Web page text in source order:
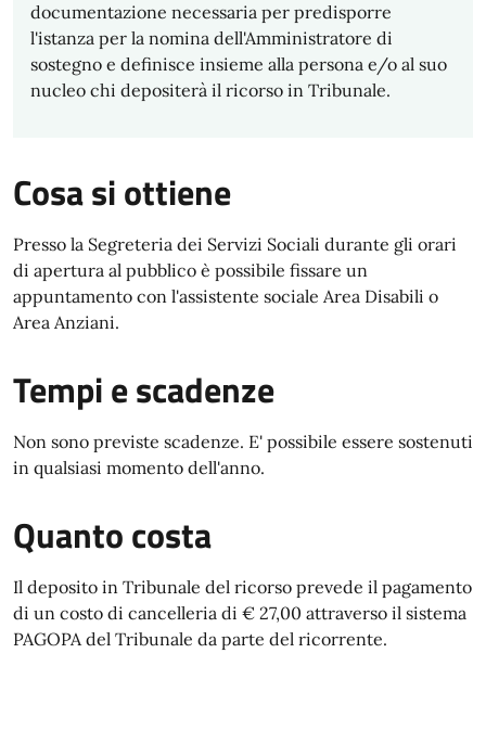
documentazione necessaria per predisporre
l'istanza per la nomina dell'Amministratore di
sostegno e definisce insieme alla persona e/o al suo
nucleo chi depositerà il ricorso in Tribunale.
Cosa si ottiene
Presso la Segreteria dei Servizi Sociali durante gli orari
di apertura al pubblico è possibile fissare un
appuntamento con l'assistente sociale Area Disabili o
Area Anziani.
Tempi e scadenze
Non sono previste scadenze. E' possibile essere sostenuti
in qualsiasi momento dell'anno.
Quanto costa
Il deposito in Tribunale del ricorso prevede il pagamento
di un costo di cancelleria di € 27,00 attraverso il sistema
PAGOPA del Tribunale da parte del ricorrente.